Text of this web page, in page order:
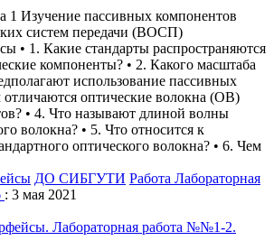
1 Изучение пассивных компонентов
систем передачи (ВОСП)
• 1. Какие стандарты распространяются
компоненты? • 2. Какого масштаба
использование пассивных
отличаются оптические волокна (ОВ)
• 4. Что называют длиной волны
волокна? • 5. Что относится к
оптического волокна? • 6. Чем
ДО СИБГУТИ Работа Лабораторная
: 3 мая 2021